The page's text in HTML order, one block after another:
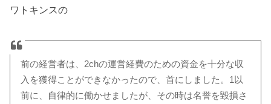
ワトキンスの
前の経営者は、2chの運営経費のための資金を十分な収
入を獲得ことができなかったので、首にしました。1以
前に、自律的に働かせましたが、その時は名誉を毀損さ